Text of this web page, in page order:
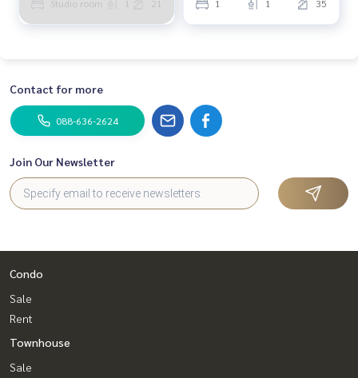
Studio room 1 21 1 1 35
Contact for more
088-636-2624
Join Our Newsletter
Condo
Sale
Rent
Townhouse
Sale